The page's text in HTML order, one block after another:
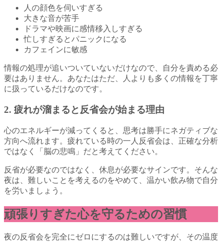
人の顔色を伺いすぎる
大きな音が苦手
ドラマや映画に感情移入しすぎる
忙しすぎるとパニックになる
カフェインに敏感
情報の処理が追いついていないだけなので、自分を責める必
要はありません。あなたはただ、人よりも多くの情報を丁寧
に扱っているだけなのです。
2. 疲れが溜まると反省会が始まる理由
心のエネルギーが減ってくると、思考は勝手にネガティブな
方向へ流れます。疲れている時の一人反省会は、正確な分析
ではなく「脳の悲鳴」だと考えてください。
反省が必要なのではなく、休息が必要なサインです。そんな
夜は、難しいことを考えるのをやめて、温かい飲み物で自分
を労いましょう。
頑張りすぎた心を守るための習慣
夜の反省会を完全にゼロにするのは難しいですが、その温度